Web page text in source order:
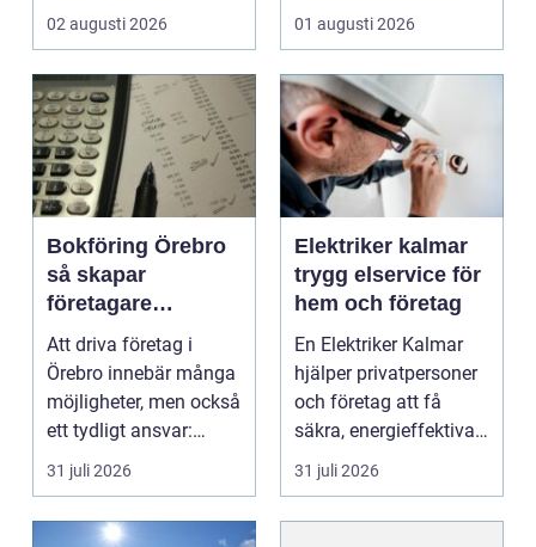
02 augusti 2026
närheten till have...
01 augusti 2026
Bokföring Örebro
så skapar
företagare
tryggare ekonomi
Att driva företag i
Örebro innebär många
möjligheter, men också
ett tydligt ansvar:
ekonomin måste v...
31 juli 2026
Elektriker kalmar
trygg elservice för
hem och företag
En Elektriker Kalmar
hjälper privatpersoner
och företag att få
säkra, energieffektiva
och framtidssä...
31 juli 2026